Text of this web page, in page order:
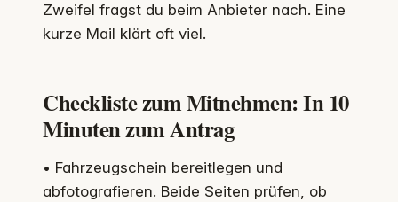
Zweifel fragst du beim Anbieter nach. Eine
kurze Mail klärt oft viel.
Checkliste zum Mitnehmen: In 10
Minuten zum Antrag
• Fahrzeugschein bereitlegen und
abfotografieren. Beide Seiten prüfen, ob